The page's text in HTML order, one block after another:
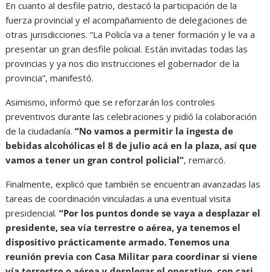
En cuanto al desfile patrio, destacó la participación de la
fuerza provincial y el acompañamiento de delegaciones de
otras jurisdicciones. “La Policía va a tener formación y le va a
presentar un gran desfile policial. Están invitadas todas las
provincias y ya nos dio instrucciones el gobernador de la
provincia”, manifestó.
Asimismo, informó que se reforzarán los controles
preventivos durante las celebraciones y pidió la colaboración
de la ciudadanía.“No vamos a permitir la ingesta de
bebidas alcohólicas el 8 de julio acá en la plaza, así que
vamos a tener un gran control policial”, remarcó.
Finalmente, explicó que también se encuentran avanzadas las
tareas de coordinación vinculadas a una eventual visita
presidencial.“Por los puntos donde se vaya a desplazar el
presidente, sea vía terrestre o aérea, ya tenemos el
dispositivo prácticamente armado. Tenemos una
reunión previa con Casa Militar para coordinar si viene